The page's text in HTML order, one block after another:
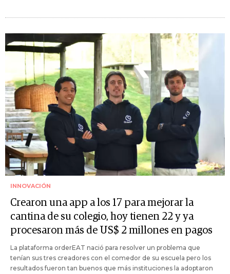
INNOVACIÓN
Crearon una app a los 17 para mejorar la
cantina de su colegio, hoy tienen 22 y ya
procesaron más de US$ 2 millones en pagos
La plataforma orderEAT nació para resolver un problema que
tenían sus tres creadores con el comedor de su escuela pero los
resultados fueron tan buenos que más instituciones la adoptaron